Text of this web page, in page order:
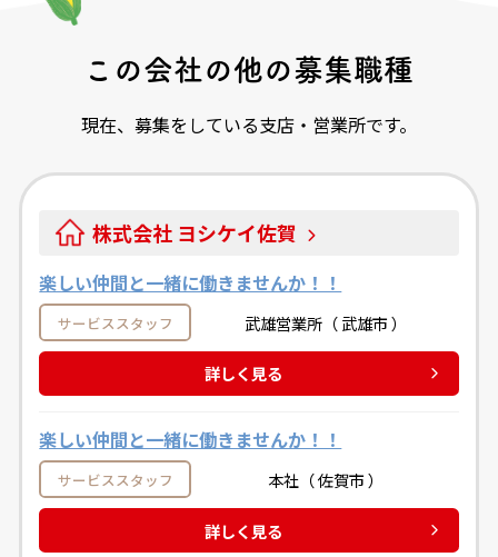
この会社の他の募集職種
現在、募集をしている支店・営業所です。
株式会社 ヨシケイ佐賀
楽しい仲間と一緒に働きませんか！！
サービススタッフ 武雄営業所（ 武雄市 ）
詳しく見る
楽しい仲間と一緒に働きませんか！！
サービススタッフ 本社（ 佐賀市 ）
詳しく見る